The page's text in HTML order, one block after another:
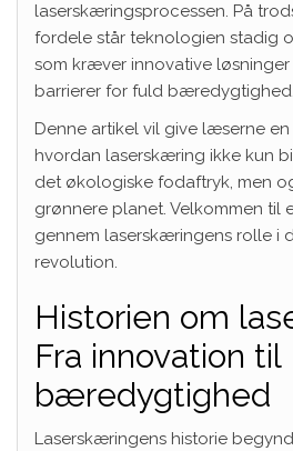
laserskæringsprocessen. På
fordele står teknologien stadig
som kræver innovative
barrierer for fuld bæredygtighed.
Denne artikel vil give læserne
hvordan laserskæring ikke kun
det økologiske fodaftryk, men
grønnere planet. Velkommen til
gennem laserskæringens rolle i
revolution.
Historien om
Fra innovation til
bæredygtighed
Laserskæringens historie